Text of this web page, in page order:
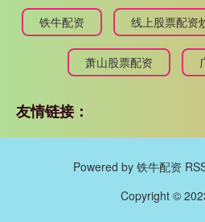
铁牛配资 线上股票配资
萧山股票配资
友情链接：
Powered by 铁牛配资
Copyright ©